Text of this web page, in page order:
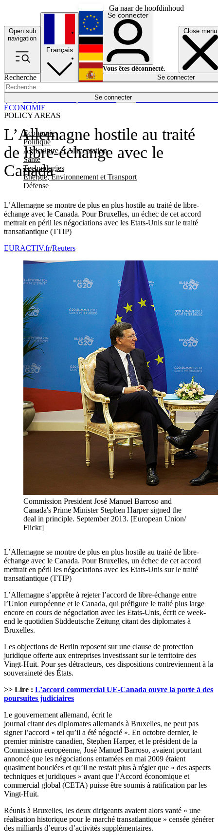
Ga naar de hoofdinhoud
Open sub
navigation
Close menu
Recherche
Se connecter
POLICY AREAS
Economie
Politique
Agriculture et Alimentation
Santé
Technologies
Energie, Environnement et Transport
Défense
Économie
Français
English
Deutsch
Español
Se connecter
Vous êtes déconnecté.
Se connecter
L’Allemagne hostile au traité
de libre-échange avec le
Canada
L’Allemagne se montre de plus en plus hostile au traité de libre-
échange avec le Canada. Pour Bruxelles, un échec de cet accord
mettrait en péril les négociations avec les Etats-Unis sur le traité
transatlantique (TTIP)
ÉCONOMIE
EURACTIV.fr/Reuters
Commission President José Manuel Barroso and
Canada's Prime Minister Stephen Harper signed the
deal in principle. September 2013. [European Union/
Flickr]
L’Allemagne se montre de plus en plus hostile au traité de libre-
échange avec le Canada. Pour Bruxelles, un échec de cet accord
mettrait en péril les négociations avec les Etats-Unis sur le traité
transatlantique (TTIP)
L’Allemagne s’apprête à rejeter l’accord de libre-échange entre
l’Union européenne et le Canada, qui préfigure le traité plus large
encore en cours de négociation avec les Etats-Unis, écrit ce week-
end le quotidien Süddeutsche Zeitung citant des diplomates à
Bruxelles.
Les objections de Berlin reposent sur une clause de protection
juridique offerte aux entreprises investissant sur le territoire des
Vingt-Huit. Pour ses détracteurs, ces dispositions contreviennent à la
souveraineté des États.
>> Lire : L’accord commercial UE-Canada ouvre la porte à des
poursuites judiciaires
Le gouvernement allemand, écrit le
journal citant des diplomates allemands à Bruxelles, ne peut pas
signer l’accord « tel qu’il a été négocié ». En octobre dernier, le
premier ministre canadien, Stephen Harper, et le président de la
Commission européenne, José Manuel Barroso, avaient pourtant
annoncé que les négociations entamées en mai 2009 étaient
quasiment bouclées et qu’il ne restait plus à régler que « des aspects
techniques et juridiques » avant que l’Accord économique et
commercial global (CETA) puisse être soumis à ratification par les
Vingt-Huit.
Réunis à Bruxelles, les deux dirigeants avaient alors vanté « une
réalisation historique pour le marché transatlantique » censée générer
des milliards d’euros d’activités supplémentaires.